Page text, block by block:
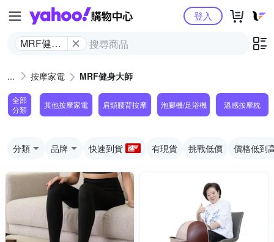
Yahoo購物中心
MRF健身
登入
按摩家電 MRF健身大師
全部
分類
其他按摩家電 肩頸腰背按摩 泡腳機/足浴機 溫感按摩枕
分類 品牌 快速到貨 有現貨 挑戰低價 價格低到